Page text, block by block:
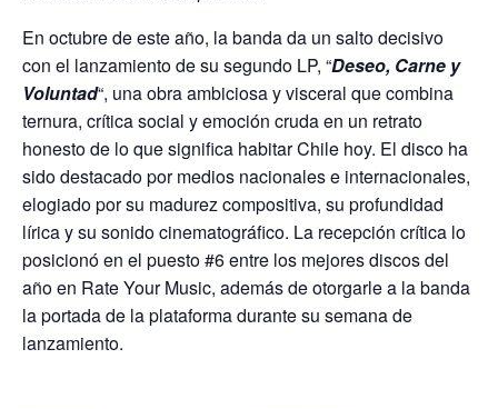
En octubre de este año, la banda da un salto decisivo
con el lanzamiento de su segundo LP, “Deseo, Carne y
Voluntad“, una obra ambiciosa y visceral que combina
ternura, crítica social y emoción cruda en un retrato
honesto de lo que significa habitar Chile hoy. El disco ha
sido destacado por medios nacionales e internacionales,
elogiado por su madurez compositiva, su profundidad
lírica y su sonido cinematográfico. La recepción crítica lo
posicionó en el puesto #6 entre los mejores discos del
año en Rate Your Music, además de otorgarle a la banda
la portada de la plataforma durante su semana de
lanzamiento.